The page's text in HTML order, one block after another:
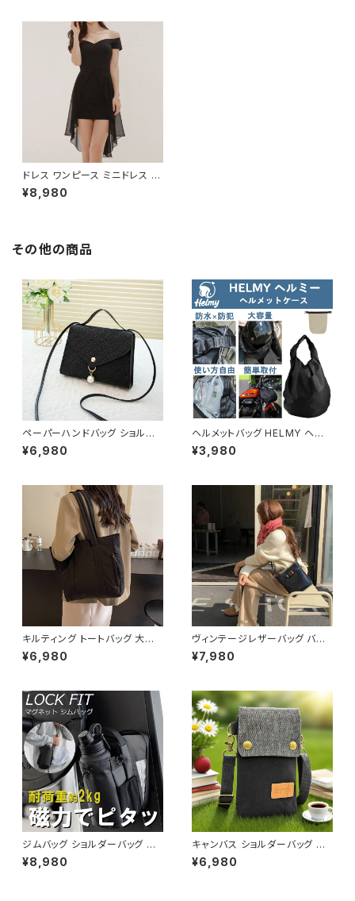
ドレス ワンピース ミニドレス オ
フショルダー ヘムシフォン 黒 ワ
ンピ レディース タイトワンピ パ
風 春 夏 秋 冬 ブラック ショート
ロング フレア 20代 30代 40代
220
¥8,980
その他の商品
ペーパーハンドバッグ ショルダ
ーバッグ パールチャームバッグ
レディース バック 軽量 カジュア
¥6,980
ヘルメットバッグ HELMY ヘルミ
ー ヘルメット 収納 バッグ ケー
ス 入れ 自転車 バイク フルフェ
春 夏 秋 冬 春夏 秋冬 大人 子
供 ヘルメット 雨 部活 運動 メン
ズ レディース キッズ C-ASS00
01
¥3,980
キルティング トートバッグ 大容
量 肩掛けバッグ レディース バッ
グ シンプル 無地 カジュアル 韓
¥6,980
ヴィンテージレザーバッグ バケ
ツ型ショルダーバッグ レディース
ショルダー バッグ ショルダーバ
人気アイテム 秋冬 春コーデ K-
B0209
¥7,980
ジムバッグ ショルダーバッグ ボ
ディバッグ マグネット メンズ レ
ディース バッグ ボトルホルダー
¥8,980
キャンバス ショルダーバッグ ス
マホポーチ ミニバッグ レディー
ス メンズ 斜めがけ カジュアル
¥6,980